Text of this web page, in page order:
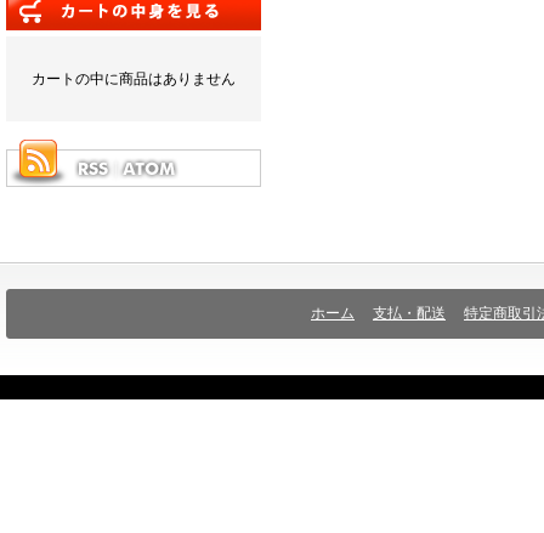
カートの中に商品はありません
ホーム 支払・配送 特定商取引